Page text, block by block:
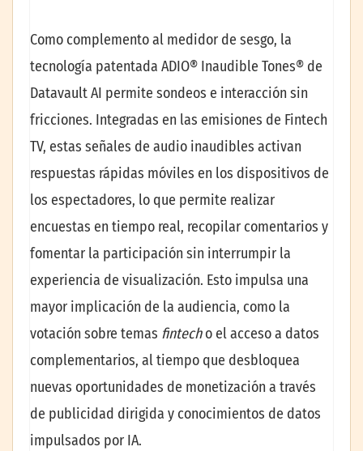
Como complemento al medidor de sesgo, la
tecnología patentada ADIO® Inaudible Tones® de
Datavault AI permite sondeos e interacción sin
fricciones. Integradas en las emisiones de Fintech
TV, estas señales de audio inaudibles activan
respuestas rápidas móviles en los dispositivos de
los espectadores, lo que permite realizar
encuestas en tiempo real, recopilar comentarios y
fomentar la participación sin interrumpir la
experiencia de visualización. Esto impulsa una
mayor implicación de la audiencia, como la
votación sobre temas fintecho el acceso a datos
complementarios, al tiempo que desbloquea
nuevas oportunidades de monetización a través
de publicidad dirigida y conocimientos de datos
impulsados por IA.